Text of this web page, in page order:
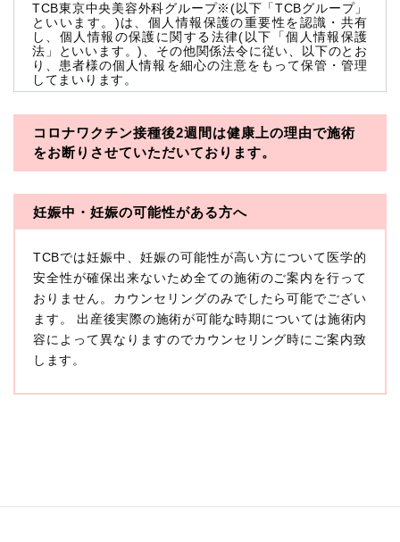
TCB東京中央美容外科グループ※(以下「TCBグループ」
といいます。)は、個人情報保護の重要性を認識・共有
し、個人情報の保護に関する法律(以下「個人情報保護
法」といいます。)、その他関係法令に従い、以下のとお
り、患者様の個人情報を細心の注意をもって保管・管理
してまいります。
※TCBグループとは以下を総称していいます。
・一般社団法人メディカルアライアンス
・医療法人社団創彩会
本プライバシーポリシーにおいて「個人情報」とは、生
存する個人に関する情報であって、当該情報に含まれる
氏名、生年月日その他の記述等により特定の個人を識別
できるもの又は個人識別符号（個人情報保護委員会の政
令に準じます。）が含まれるものをいいます。
収集した患者様に関する情報には、単独のままでは特定
の個人を識別できない情報もありますが、他の情報と組
み合わせることにより特定の個人を識別できる場合、か
に扱うものとします。
①TCBグループが患者様から取得する情報
コロナワクチン接種後2週間は健康上の理由で施術
をお断りさせていただいております。
妊娠中・妊娠の可能性がある方へ
TCBでは妊娠中、妊娠の可能性が高い方について医学的
安全性が確保出来ないため全ての施術のご案内を行って
おりません。カウンセリングのみでしたら可能でござい
ます。 出産後実際の施術が可能な時期については施術内
容によって異なりますのでカウンセリング時にご案内致
します。